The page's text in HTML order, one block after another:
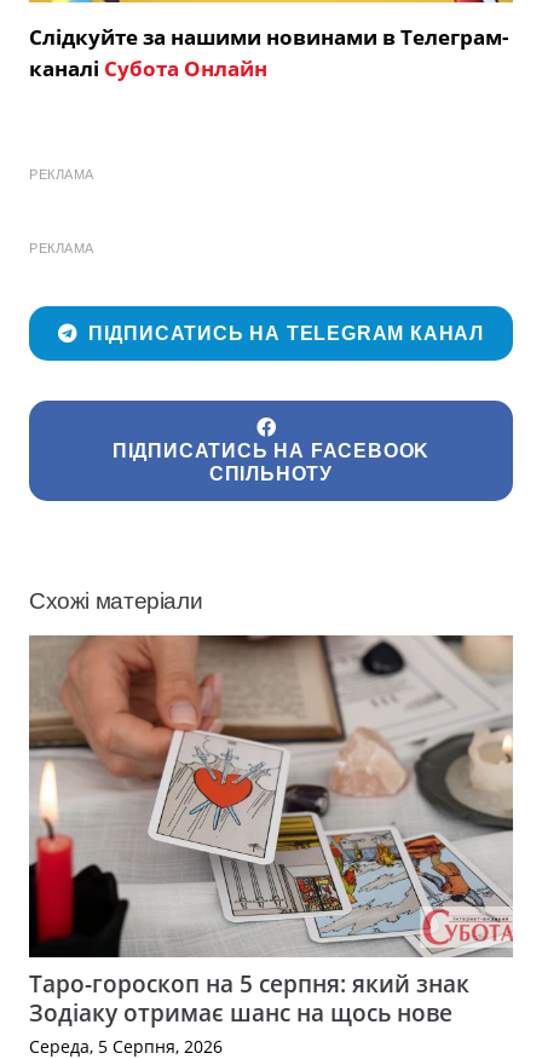
Слідкуйте за нашими новинами в Телеграм-
каналі Субота Онлайн
РЕКЛАМА
РЕКЛАМА
ПІДПИСАТИСЬ НА TELEGRAM КАНАЛ
ПІДПИСАТИСЬ НА FACEBOOK
СПІЛЬНОТУ
Схожі матеріали
Таро-гороскоп на 5 серпня: який знак
Зодіаку отримає шанс на щось нове
Середа, 5 Серпня, 2026